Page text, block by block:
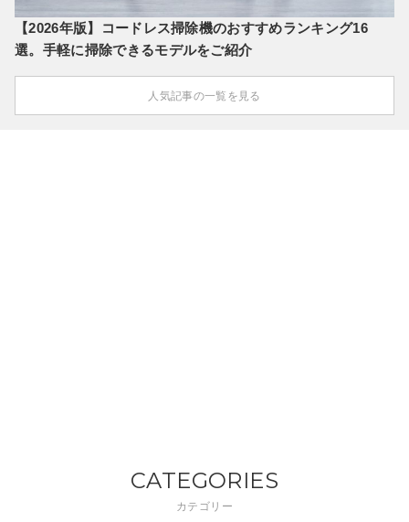
【2026年版】コードレス掃除機のおすすめランキング16
選。手軽に掃除できるモデルをご紹介
人気記事の一覧を見る
CATEGORIES
カテゴリー